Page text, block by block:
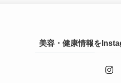
美容・健康情報を